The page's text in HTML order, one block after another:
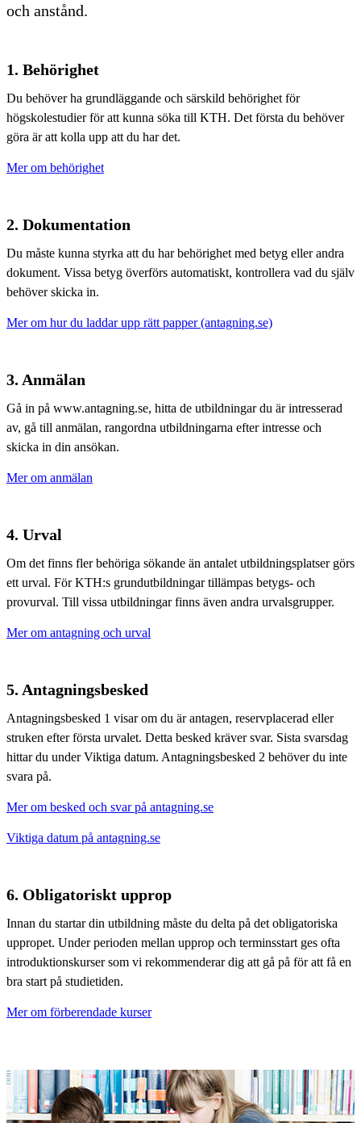
och anstånd.
1. Behörighet
Du behöver ha grundläggande och särskild behörighet för
högskolestudier för att kunna söka till KTH. Det första du behöver
göra är att kolla upp att du har det.
Mer om behörighet
2. Dokumentation
Du måste kunna styrka att du har behörighet med betyg eller andra
dokument. Vissa betyg överförs automatiskt, kontrollera vad du själv
behöver skicka in.
Mer om hur du laddar upp rätt papper (antagning.se)
3. Anmälan
Gå in på www.antagning.se, hitta de utbildningar du är intresserad
av, gå till anmälan, rangordna utbildningarna efter intresse och
skicka in din ansökan.
Mer om anmälan
4. Urval
Om det finns fler behöriga sökande än antalet utbildningsplatser görs
ett urval. För KTH:s grundutbildningar tillämpas betygs- och
provurval. Till vissa utbildningar finns även andra urvalsgrupper.
Mer om antagning och urval
5. Antagningsbesked
Antagningsbesked 1 visar om du är antagen, reservplacerad eller
struken efter första urvalet. Detta besked kräver svar. Sista svarsdag
hittar du under Viktiga datum. Antagningsbesked 2 behöver du inte
svara på.
Mer om besked och svar på antagning.se
Viktiga datum på antagning.se
6. Obligatoriskt upprop
Innan du startar din utbildning måste du delta på det obligatoriska
uppropet. Under perioden mellan upprop och terminsstart ges ofta
introduktionskurser som vi rekommenderar dig att gå på för att få en
bra start på studietiden.
Mer om förberendade kurser